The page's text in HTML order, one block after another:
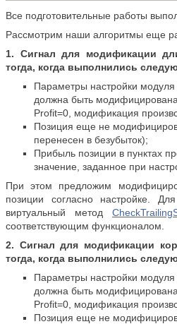
Все подготовительные работы
Рассмотрим наши алгоритмы еще
1. Сигнал для модификации
тогда, когда выполнились
Параметры настройки
должна быть
Profit=0, модификация
Позиция еще не
перенесен в безубыток);
Прибыль позиции в пунктах
значение, заданное при
При этом предложим
позиции согласно настройке.
виртуальный метод
соответствующим функционалом.
2. Сигналдля модификации
тогда, когда выполнились
Параметры настройки
должна быть
Profit=0, модификация
Позиция еще не